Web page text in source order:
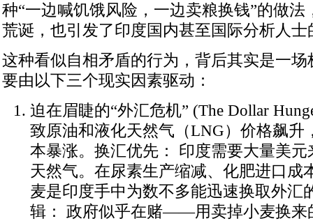
种“一边喊饥饿风险，一边卖粮换钱”的做
荒诞，也引发了印度国内甚至国际分析人士
这种看似自相矛盾的行为，背后其实是一
要由以下三个现实因素驱动：
迫在眉睫的“外汇危机” (The Dollar
致原油和液化天然气（LNG）价格飙升
本暴涨。换汇优先：
印度需要大量美
天然气。在尿素生产缩减、化肥进口成
麦是印度手中为数不多能迅速换取外汇
辑：
政府似乎在赌——用卖掉小麦换来